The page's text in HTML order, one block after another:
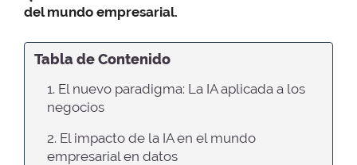
del mundo empresarial.
Tabla de Contenido
1. El nuevo paradigma: La IA aplicada a los
negocios
2. El impacto de la IA en el mundo
empresarial en datos